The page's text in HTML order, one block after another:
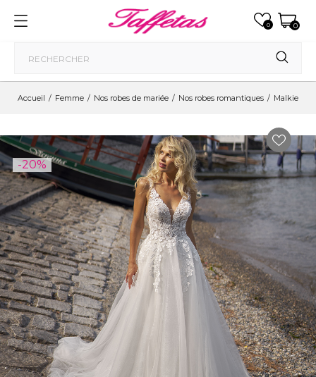
0
0
Accueil Femme Nos robes de mariée Nos robes romantiques Malkie
-20%